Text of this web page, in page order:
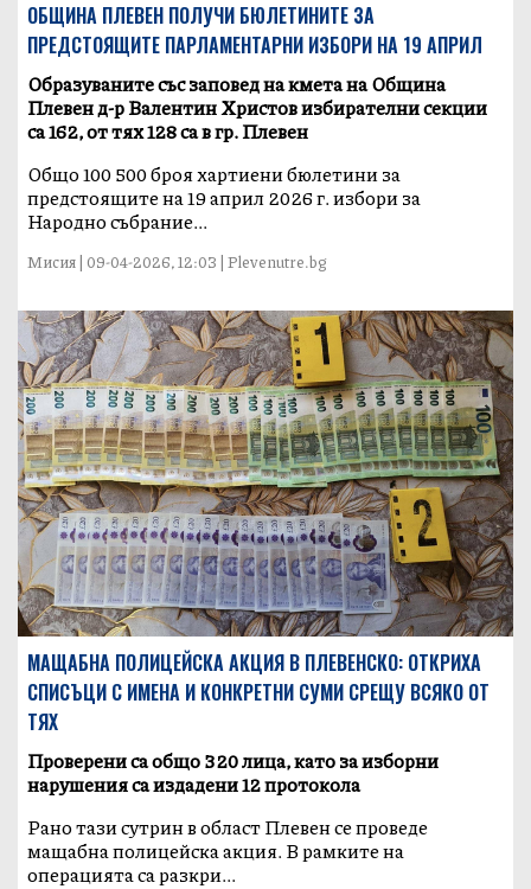
ОБЩИНА ПЛЕВЕН ПОЛУЧИ БЮЛЕТИНИТЕ ЗА
ПРЕДСТОЯЩИТЕ ПАРЛАМЕНТАРНИ ИЗБОРИ НА 19 АПРИЛ
Образуваните със заповед на кмета на Община
Плевен д-р Валентин Христов избирателни секции
са 162, от тях 128 са в гр. Плевен
Общо 100 500 броя хартиени бюлетини за
предстоящите на 19 април 2026 г. избори за
Народно събрание...
Мисия | 09-04-2026, 12:03 | Plevenutre.bg
МАЩАБНА ПОЛИЦЕЙСКА АКЦИЯ В ПЛЕВЕНСКО: ОТКРИХА
СПИСЪЦИ С ИМЕНА И КОНКРЕТНИ СУМИ СРЕЩУ ВСЯКО ОТ
ТЯХ
Проверени са общо 320 лица, като за изборни
нарушения са издадени 12 протокола
Рано тази сутрин в област Плевен се проведе
мащабна полицейска акция. В рамките на
операцията са разкри...